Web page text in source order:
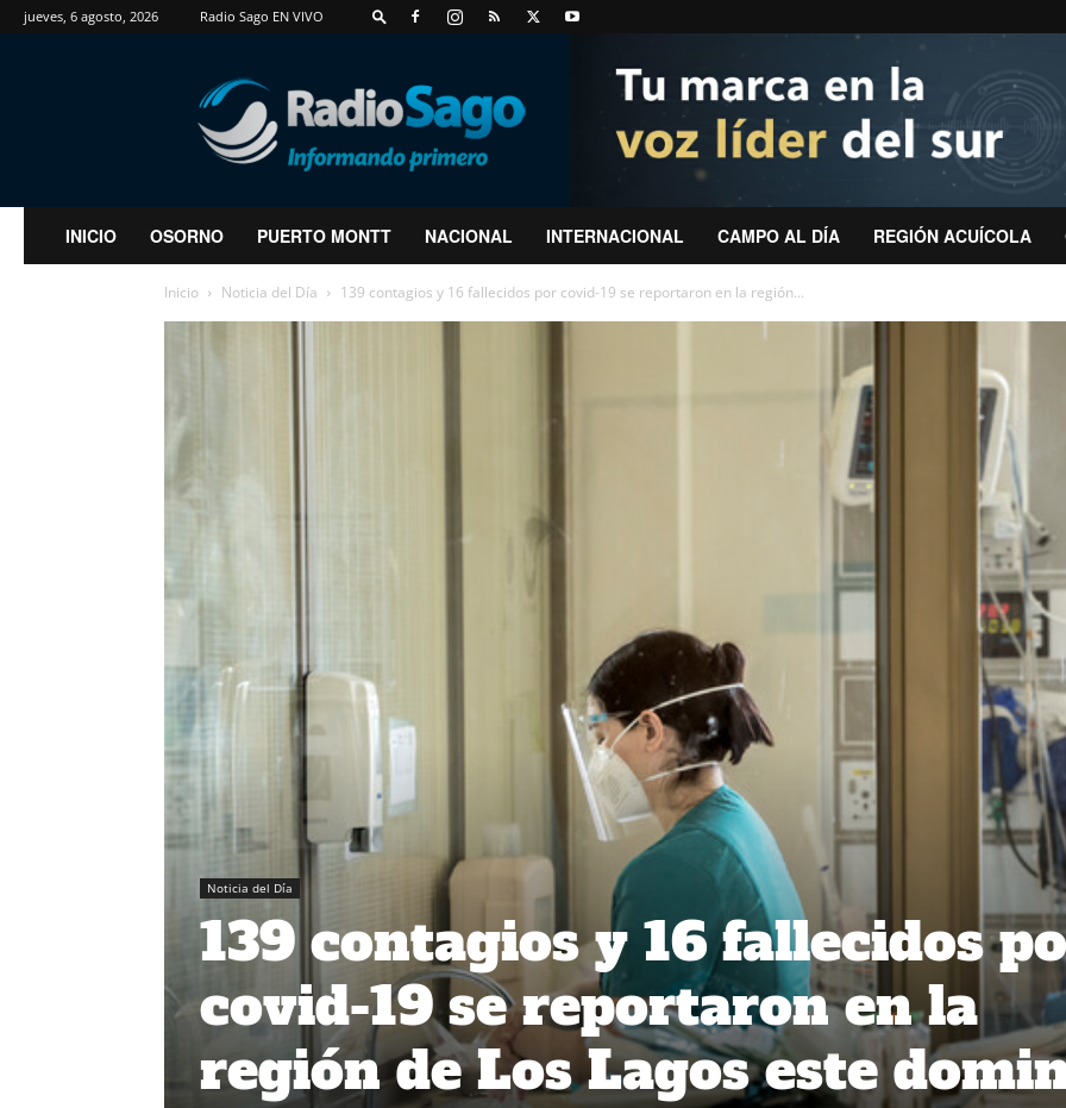
jueves, 6 agosto, 2026 Radio Sago EN VIVO
RadioSago
INICIO OSORNO PUERTO MONTT NACIONAL INTERNACIONAL CAMPO AL DÍA REGIÓN ACUÍCOLA
Inicio Noticia del Día 139 contagios y 16 fallecidos por covid-19 se reportaron en la región...
Noticia del Día
139 contagios y 16 fallecidos
covid-19 se reportaron en la
región de Los Lagos este